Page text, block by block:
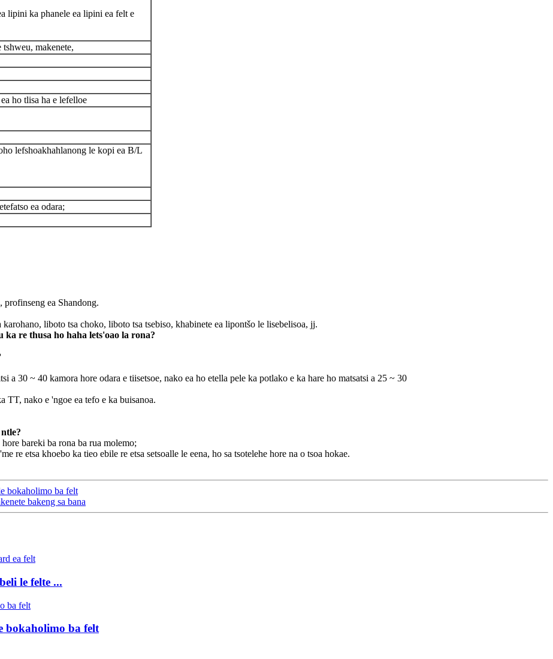
lipini ka phanele ea lipini ea felt e
makenete,
ho tlisa ha e lefelloe
ho lefshoakhahlanong le kopi ea B/L
ea odara;
ea Shandong.
liboto tsa choko, liboto tsa tsebiso, khabinete ea lipontšo le lisebelisoa, jj.
ka re thusa ho haha ​​​​lets'oao la rona?
a 30 ~ 40 kamora hore odara e tiisetsoe, nako ea ho etella pele ka potlako e ka hare ho matsatsi a 25 ~ 30
TT, nako e 'ngoe ea tefo e ka buisanoa.
bareki ba rona ba rua molemo;
re etsa khoebo ka tieo ebile re etsa setsoalle le eena, ho sa tsotelehe hore na o tsoa hokae.
bokaholimo ba felt
bakeng sa bana
le felte ...
bokaholimo ba felt